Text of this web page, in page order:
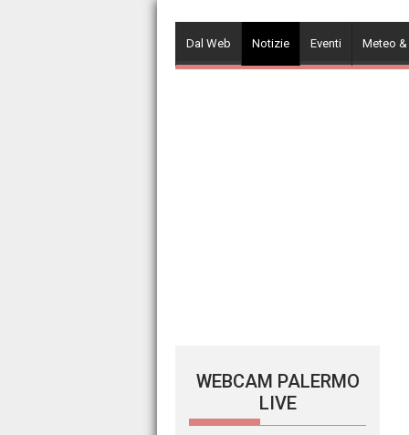
contentDal Web Notizie Eventi Meteo
WEBCAM PALERMO
LIVE